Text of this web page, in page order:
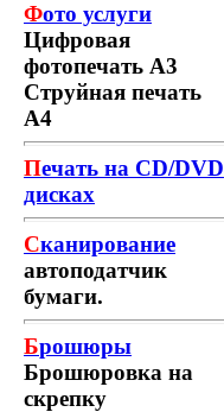
Фото услуги
Цифровая
фотопечать А3
Струйная печать
А4
Печать на CD/DVD
дисках
Сканирование
автоподатчик
бумаги.
Брошюры
Брошюровка на
скрепку